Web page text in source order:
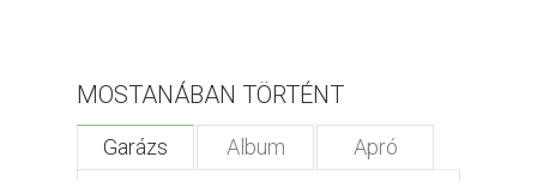
MOSTANÁBAN TÖRTÉNT
Garázs Album Apró